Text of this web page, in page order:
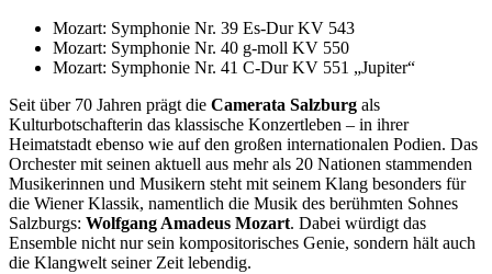
Mozart: Symphonie Nr. 39 Es-Dur KV 543
Mozart: Symphonie Nr. 40 g-moll KV 550
Mozart: Symphonie Nr. 41 C-Dur KV 551 „Jupiter“
Seit über 70 Jahren prägt die Camerata Salzburg als
Kulturbotschafterin das klassische Konzertleben – in ihrer
Heimatstadt ebenso wie auf den großen internationalen Podien. Das
Orchester mit seinen aktuell aus mehr als 20 Nationen stammenden
Musikerinnen und Musikern steht mit seinem Klang besonders für
die Wiener Klassik, namentlich die Musik des berühmten Sohnes
Salzburgs: Wolfgang Amadeus Mozart. Dabei würdigt das
Ensemble nicht nur sein kompositorisches Genie, sondern hält auch
die Klangwelt seiner Zeit lebendig.